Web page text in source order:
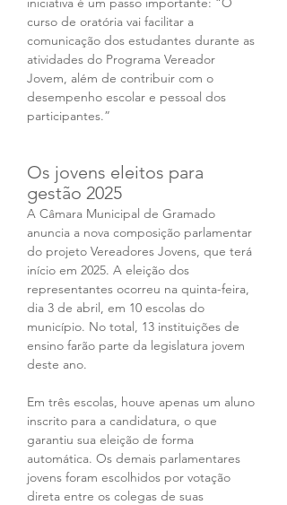
curso de oratória vai facilitar a
comunicação dos estudantes durante as
atividades do Programa Vereador
Jovem, além de contribuir com o
desempenho escolar e pessoal dos
participantes.”
Os jovens eleitos para
gestão 2025
A Câmara Municipal de Gramado
anuncia a nova composição parlamentar
do projeto Vereadores Jovens, que terá
início em 2025. A eleição dos
representantes ocorreu na quinta-feira,
dia 3 de abril, em 10 escolas do
município. No total, 13 instituições de
ensino farão parte da legislatura jovem
deste ano.
Em três escolas, houve apenas um aluno
inscrito para a candidatura, o que
garantiu sua eleição de forma
automática. Os demais parlamentares
jovens foram escolhidos por votação
direta entre os colegas de suas